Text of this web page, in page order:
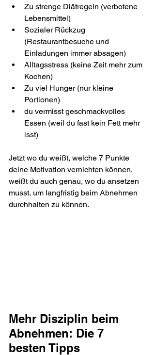
Zu strenge Diätregeln (verbotene
Lebensmittel)
Sozialer Rückzug
(Restaurantbesuche und
Einladungen immer absagen)
Alltagsstress (keine Zeit mehr zum
Kochen)
Zu viel Hunger (nur kleine
Portionen)
du vermisst geschmackvolles
Essen (weil du fast kein Fett mehr
isst)
Jetzt wo du weißt, welche 7 Punkte
deine Motivation vernichten können,
weißt du auch genau, wo du ansetzen
musst, um langfristig beim Abnehmen
durchhalten zu können.
Mehr Disziplin beim
Abnehmen: Die 7
besten Tipps